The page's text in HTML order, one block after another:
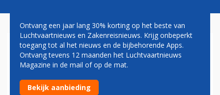
SCHIPHOL-BAAS DICK
BENSCHOP: VLIEG ALLEEN
ALS HET ECHT MOET
Ontvang een jaar lang 30% korting op het beste van
Luchtvaartnieuws en Zakenreisnieuws. Krijg onbeperkt
toegang tot al het nieuws en de bijbehorende Apps.
Ontvang tevens 12 maanden het Luchtvaartnieuws
Magazine in de mail of op de mat.
Bekijk aanbieding